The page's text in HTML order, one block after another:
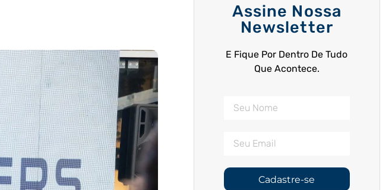
Assine Nossa
Newsletter
E Fique Por Dentro De Tudo
Que Acontece.
Cadastre-se